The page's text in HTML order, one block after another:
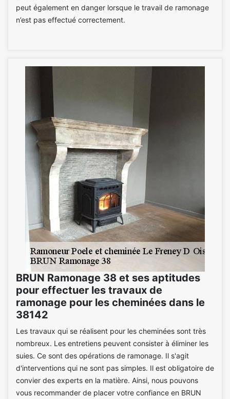
peut également en danger lorsque le travail de ramonage
n’est pas effectué correctement.
BRUN Ramonage 38 et ses aptitudes
pour effectuer les travaux de
ramonage pour les cheminées dans le
38142
Les travaux qui se réalisent pour les cheminées sont très
nombreux. Les entretiens peuvent consister à éliminer les
suies. Ce sont des opérations de ramonage. Il s'agit
d'interventions qui ne sont pas simples. Il est obligatoire de
convier des experts en la matière. Ainsi, nous pouvons
vous recommander de placer votre confiance en BRUN